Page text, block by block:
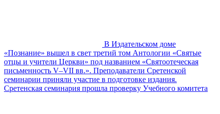
В Издательском доме
«Познание» вышел в свет третий том Антологии «Святые
отцы и учители Церкви» под названием «Святоотеческая
письменность V–VII вв.». Преподаватели Сретенской
семинарии приняли участие в подготовке издания.
Сретенская семинария прошла проверку Учебного комитета